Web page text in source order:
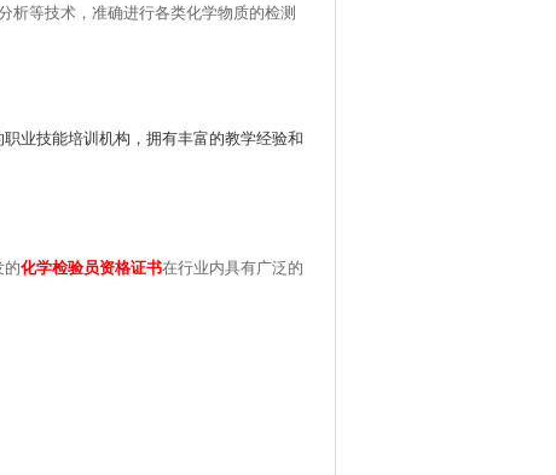
析等技术，准确进行各类化学物质的检测
业技能培训机构，拥有丰富的教学经验和
的化学检验员资格证书在行业内具有广泛的